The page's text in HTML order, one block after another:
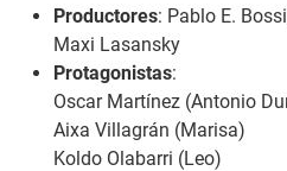
Productores: Pablo E.
Maxi Lasansky
Protagonistas:
Oscar Martínez (Antonio
Aixa Villagrán (Marisa)
Koldo Olabarri (Leo)